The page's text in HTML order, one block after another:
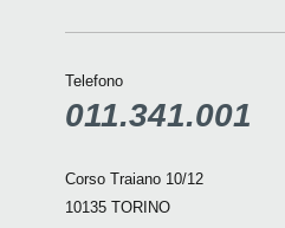
Telefono
011.341.001
Corso Traiano 10/12
10135 TORINO